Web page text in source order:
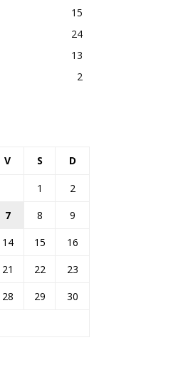
15
24
13
2
V S D
1
2
7 8
9
14 15
16
21 22
23
28 29
30